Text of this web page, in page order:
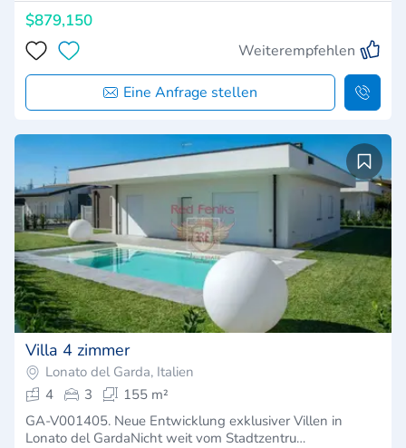
$879,150
Weiterempfehlen
Eine Anfrage stellen
Villa 4 zimmer
Lonato del Garda, Italien
4
3
155 m²
GA-V001405. Neue Entwicklung exklusiver Villen in
Lonato del GardaNicht weit vom Stadtzentru…